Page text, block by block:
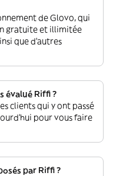
de Glovo, qui
gratuite et illimitée
que d’autres
évalué Riffi ?
clients qui y ont passé
pour vous faire
par Riffi ?